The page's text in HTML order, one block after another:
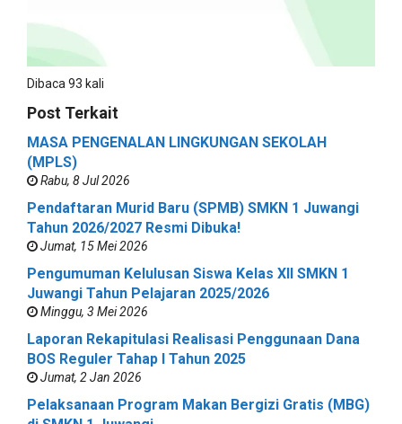
Dibaca 93 kali
Post Terkait
MASA PENGENALAN LINGKUNGAN SEKOLAH
(MPLS)
Rabu, 8 Jul 2026
Pendaftaran Murid Baru (SPMB) SMKN 1 Juwangi
Tahun 2026/2027 Resmi Dibuka!
Jumat, 15 Mei 2026
Pengumuman Kelulusan Siswa Kelas XII SMKN 1
Juwangi Tahun Pelajaran 2025/2026
Minggu, 3 Mei 2026
Laporan Rekapitulasi Realisasi Penggunaan Dana
BOS Reguler Tahap I Tahun 2025
Jumat, 2 Jan 2026
Pelaksanaan Program Makan Bergizi Gratis (MBG)